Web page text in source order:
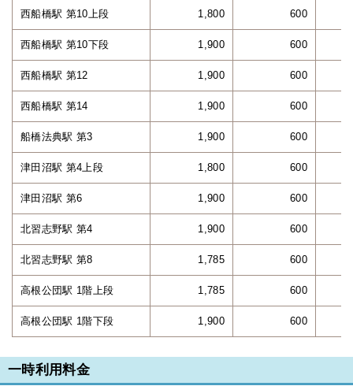
西船橋駅 第10上段 1,800 600
西船橋駅 第10下段 1,900 600
西船橋駅 第12 1,900 600
西船橋駅 第14 1,900 600
船橋法典駅 第3 1,900 600
津田沼駅 第4上段 1,800 600
津田沼駅 第6 1,900 600
北習志野駅 第4 1,900 600
北習志野駅 第8 1,785 600
高根公団駅 1階上段 1,785 600
高根公団駅 1階下段 1,900 600
一時利用料金